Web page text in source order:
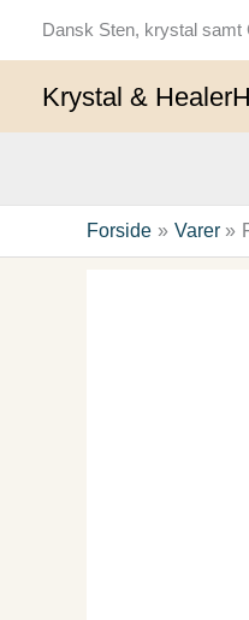
Dansk Sten, krystal samt
Krystal &
Forside Varer